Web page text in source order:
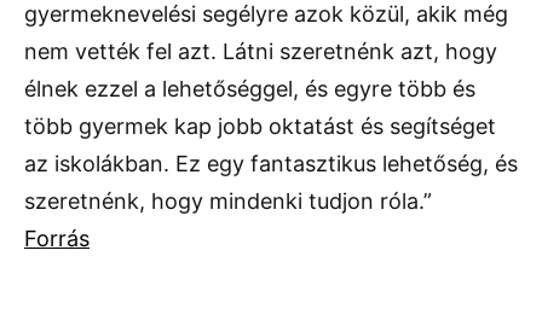
gyermeknevelési segélyre azok közül, akik még
nem vették fel azt. Látni szeretnénk azt, hogy
élnek ezzel a lehetőséggel, és egyre több és
több gyermek kap jobb oktatást és segítséget
az iskolákban. Ez egy fantasztikus lehetőség, és
szeretnénk, hogy mindenki tudjon róla.”
Forrás